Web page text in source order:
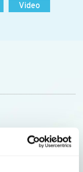
Video
acties en tips